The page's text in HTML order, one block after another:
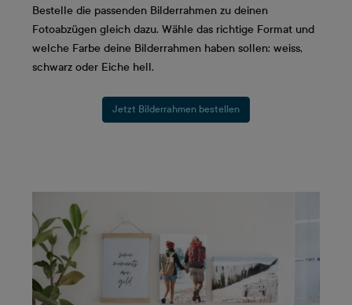
Bestelle die passenden Bilderrahmen zu deinen
Fotoabzügen gleich dazu. Wähle das richtige Format und
welche Farbe deine Bilderrahmen haben sollen: weiss,
schwarz oder Eiche hell.
Jetzt Bilderrahmen bestellen